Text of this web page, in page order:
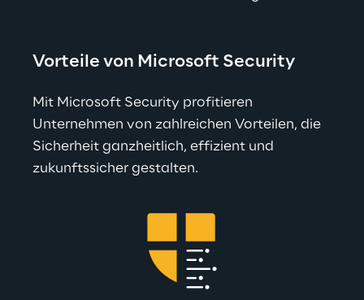
Vorteile von Microsoft Security
Mit Microsoft Security profitieren
Unternehmen von zahlreichen Vorteilen, die
Sicherheit ganzheitlich, effizient und
zukunftssicher gestalten.